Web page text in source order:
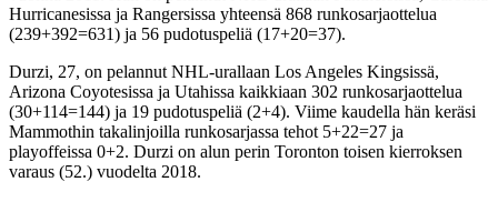
Hurricanesissa ja Rangersissa yhteensä 868 runkosarjaottelua
(239+392=631) ja 56 pudotuspeliä (17+20=37).
Durzi, 27, on pelannut NHL-urallaan Los Angeles Kingsissä,
Arizona Coyotesissa ja Utahissa kaikkiaan 302 runkosarjaottelua
(30+114=144) ja 19 pudotuspeliä (2+4). Viime kaudella hän keräsi
Mammothin takalinjoilla runkosarjassa tehot 5+22=27 ja
playoffeissa 0+2. Durzi on alun perin Toronton toisen kierroksen
varaus (52.) vuodelta 2018.